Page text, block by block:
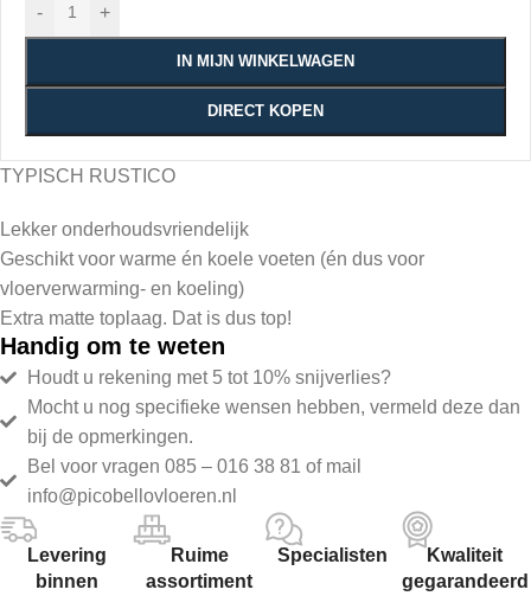
- +
IN MIJN WINKELWAGEN
DIRECT KOPEN
TYPISCH RUSTICO
Lekker onderhoudsvriendelijk
Geschikt voor warme én koele voeten (én dus voor
vloerverwarming- en koeling)
Extra matte toplaag. Dat is dus top!
Handig om te weten
Houdt u rekening met 5 tot 10% snijverlies?
Mocht u nog specifieke wensen hebben, vermeld deze dan
bij de opmerkingen.
Bel voor vragen 085 – 016 38 81 of mail
info@picobellovloeren.nl
Levering
binnen
Ruime
assortiment
Specialisten
Kwaliteit
gegarandeerd